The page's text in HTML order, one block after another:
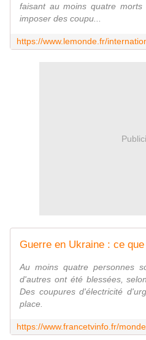
faisant au moins quatre
imposer des coupu...
Au moins quatre personnes
d'autres ont été blessées,
Des coupures d'électricité
place.